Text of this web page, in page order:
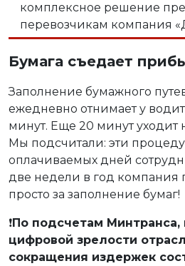
комплексное решение
перевозчикам компания
Бумага съедает
Заполнение бумажного
ежедневно отнимает у
минут. Еще 20 минут уходит
Мы подсчитали: эти
оплачиваемых дней
две недели в год компания
просто за заполнение бумаг!
❗По подсчетам
цифровой зрелости
сокращения издержек